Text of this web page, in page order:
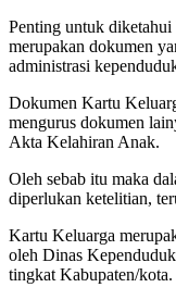
Penting untuk
merupakan dokumen
administrasi
Dokumen Kartu
mengurus dokumen
Akta Kelahiran Anak.
Oleh sebab itu maka
diperlukan ketelitian,
Kartu Keluarga
oleh Dinas
tingkat Kabupaten/kota.